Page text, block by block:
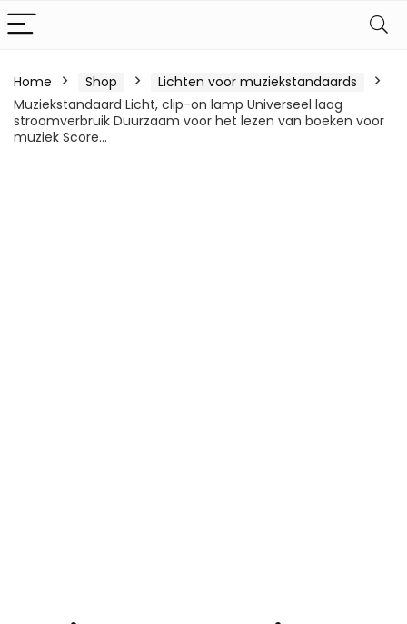
Home Shop
Lichten voor muziekstandaards
Muziekstandaard Licht, clip-on lamp Universeel laag
stroomverbruik Duurzaam voor het lezen van boeken voor
muziek Score…